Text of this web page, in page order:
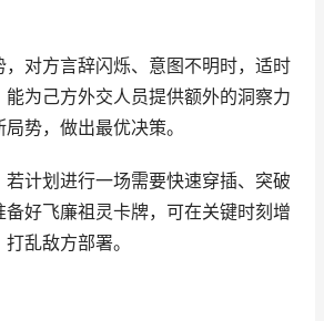
，对方言辞闪烁、意图不明时，适时
为己方外交人员提供额外的洞察力
势，做出最优决策。
计划进行一场需要快速穿插、突破
备好飞廉祖灵卡牌，可在关键时刻增
乱敌方部署。